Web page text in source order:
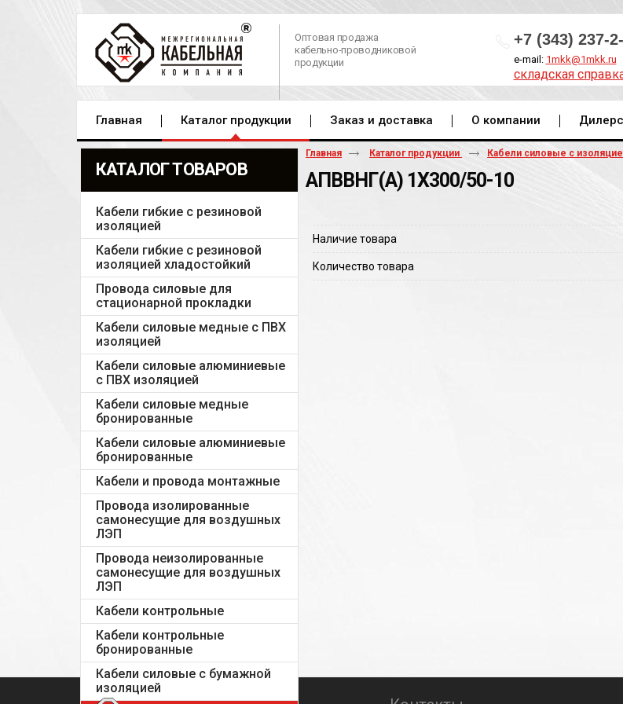
Оптовая продажа
кабельно-проводниковой
продукции
+7 (343) 237-
e-mail: 1mkk@1mkk.ru
складская
Главная Каталог продукции Заказ и доставка О компании
КАТАЛОГ ТОВАРОВ
Кабели гибкие с резиновой
изоляцией
Кабели гибкие с резиновой
изоляцией хладостойкий
Провода силовые для
стационарной прокладки
Кабели силовые медные с ПВХ
изоляцией
Кабели силовые алюминиевые
с ПВХ изоляцией
Кабели силовые медные
бронированные
Кабели силовые алюминиевые
бронированные
Кабели и провода монтажные
Провода изолированные
самонесущие для воздушных
ЛЭП
Провода неизолированные
самонесущие для воздушных
ЛЭП
Кабели контрольные
Кабели контрольные
бронированные
Кабели силовые с бумажной
изоляцией
Главная Каталог продукции Кабели силовые с
АПВВНГ(A) 1Х300/50-10
Наличие товара
Количество товара